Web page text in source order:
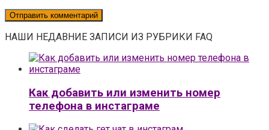
НАШИ НЕДАВНИЕ ЗАПИСИ ИЗ РУБРИКИ FAQ
Как добавить или изменить номер
телефона в инстаграме